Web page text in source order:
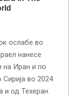
ослабе во
нанесе
на Иран и по
во 2024
и од Техеран.